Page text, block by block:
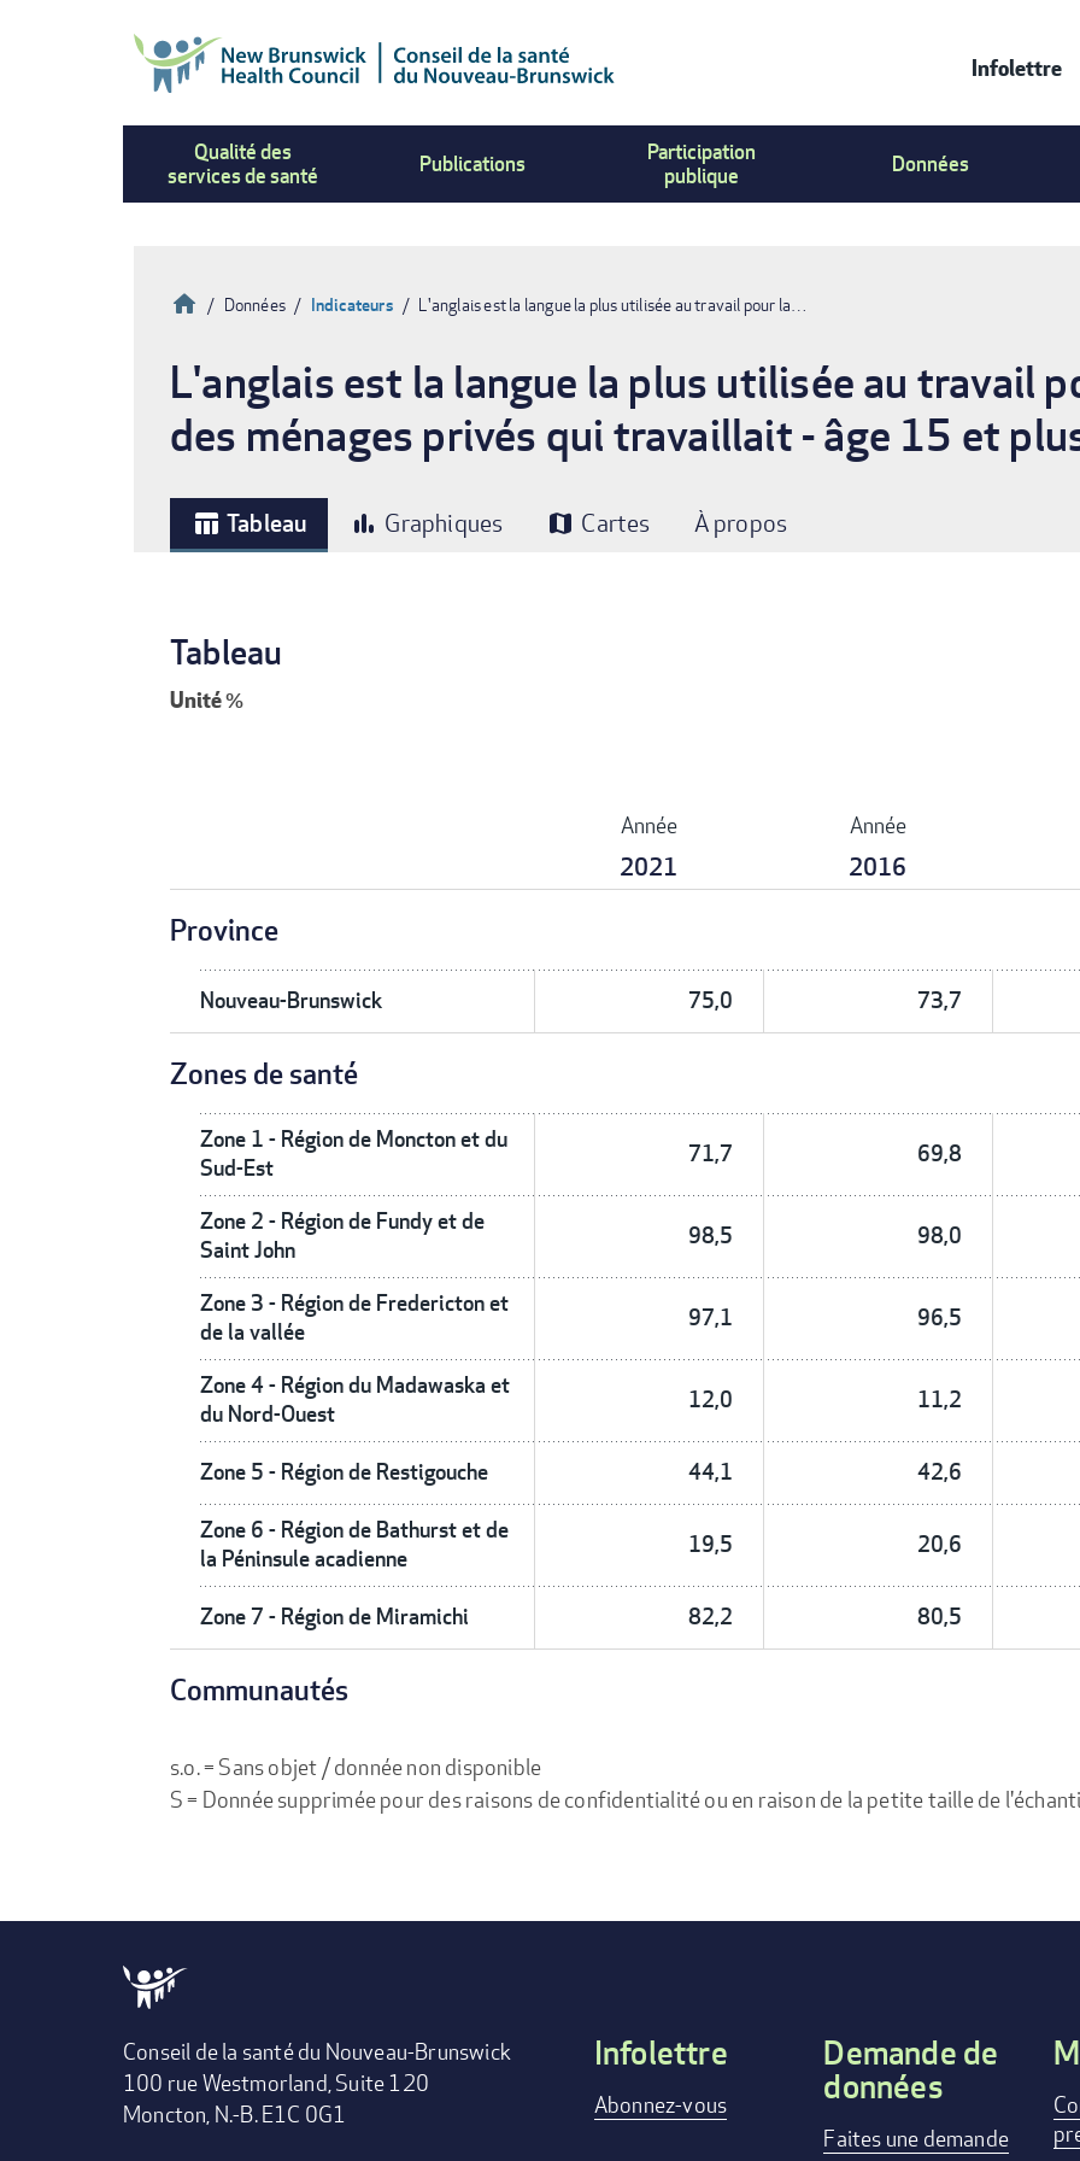
Menu
Infolettre
Qualité des
services de santé
Publications
Participation
publique
Données
Fil
d'Ariane
Accueil
Données Indicateurs L'anglais est la langue la plus utilisée au travail pour la…
L'anglais est la langue la plus utilisée au travail
des ménages privés qui travaillait - âge 15 et
table_chart Tableau bar_chart Graphiques map Cartes À propos
Tableau
Unité%
Année
2021
Année
2016
Province
Nouveau-Brunswick 75,0 73,7
Zones de santé
Zone 1 - Région de Moncton et du
Sud-Est
71,7 69,8
Zone 2 - Région de Fundy et de
Saint John
98,5 98,0
Zone 3 - Région de Fredericton et
de la vallée
97,1 96,5
Zone 4 - Région du Madawaska et
du Nord-Ouest
12,0 11,2
Zone 5 - Région de Restigouche 44,1 42,6
Zone 6 - Région de Bathurst et de
la Péninsule acadienne
19,5 20,6
Zone 7 - Région de Miramichi 82,2 80,5
Communautés
s.o. = Sans objet / donnée non disponible
S = Donnée supprimée pour des raisons de confidentialité ou en raison de la petite taille de
Conseil de la santé du Nouveau-Brunswick
100 rue Westmorland, Suite 120
Moncton, N.-B. E1C 0G1
Footer
Infolettre
Abonnez-vous
Demande de
données
Faites une demande